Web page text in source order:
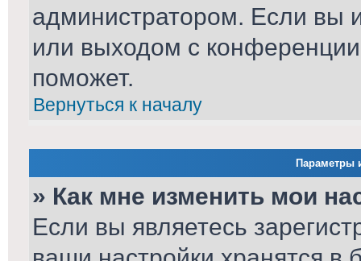
администратором. Если вы
или выходом с
поможет.
Вернуться к началу
Параметры
» Как мне изменить мои
Если вы являетесь